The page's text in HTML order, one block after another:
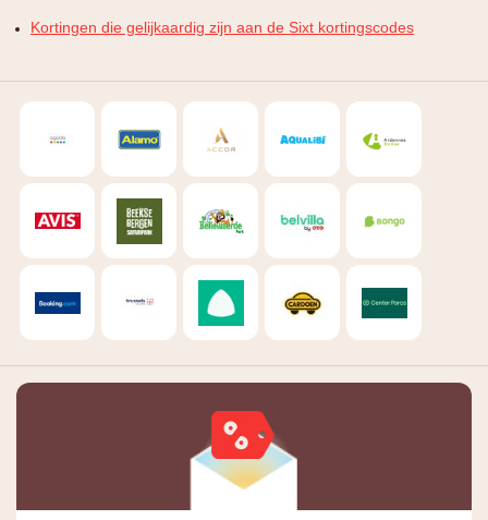
Kortingen die gelijkaardig zijn aan de Sixt kortingscodes